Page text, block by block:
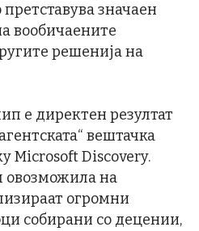
значаен
вообичаените
решенија на
е директен резултат
вештачка
Microsoft Discovery.
овозможила на
огромни
собирани со децении,